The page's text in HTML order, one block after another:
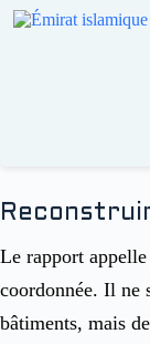
Le rapport
coordonnée. Il ne
bâtiments, mais de